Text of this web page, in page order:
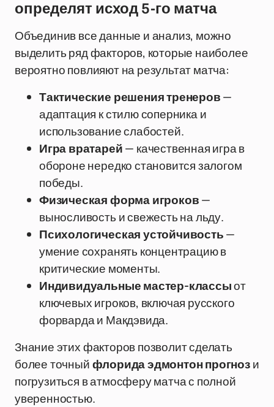
определят исход 5-го матча
Объединив все данные и анализ, можно
выделить ряд факторов, которые наиболее
вероятно повлияют на результат матча:
Тактические решения тренеров—
адаптация к стилю соперника и
использование слабостей.
Игра вратарей— качественная игра в
обороне нередко становится залогом
победы.
Физическая форма игроков—
выносливость и свежесть на льду.
Психологическая устойчивость—
умение сохранять концентрацию в
критические моменты.
Индивидуальные мастер-классыот
ключевых игроков, включая русского
форварда и Макдэвида.
Знание этих факторов позволит сделать
более точныйфлорида эдмонтон прогнози
погрузиться в атмосферу матча с полной
уверенностью.